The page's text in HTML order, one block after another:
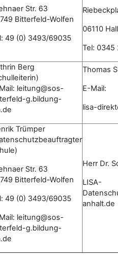
Str. 63
Bitterfeld-Wolfen
49 (0) 3493/69035
06110
Tel:
Berg
leitung@sos-
g.bildung-
Thomas
E-Mail:
lisa-
Trümper
Str. 63
Bitterfeld-Wolfen
49 (0) 3493/69035
leitung@sos-
g.bildung-
Herr Dr.
LISA-
anhalt.de